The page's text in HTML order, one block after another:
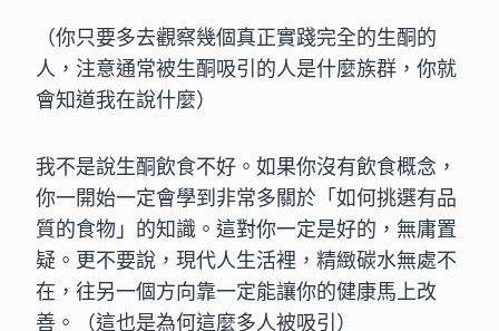
（你只要多去觀察幾個真正實踐完全的生酮的
人，注意通常被生酮吸引的人是什麼族群，你就
會知道我在說什麼）
我不是說生酮飲食不好。如果你沒有飲食概念，
你一開始一定會學到非常多關於「如何挑選有品
質的食物」的知識。這對你一定是好的，無庸置
疑。更不要說，現代人生活裡，精緻碳水無處不
在，往另一個方向靠一定能讓你的健康馬上改
善。（這也是為何這麼多人被吸引）